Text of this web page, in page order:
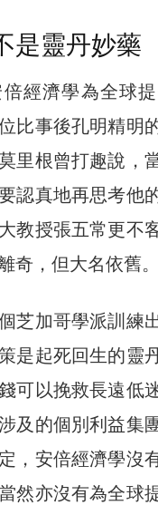
是靈丹妙藥
經濟學為全球
比事後孔明精明
里根曾打趣說，
認真地再思考他
教授張五常更不
奇，但大名依舊。
芝加哥學派訓練
是起死回生的靈
可以挽救長遠低
及的個別利益集
，安倍經濟學沒
然亦沒有為全球